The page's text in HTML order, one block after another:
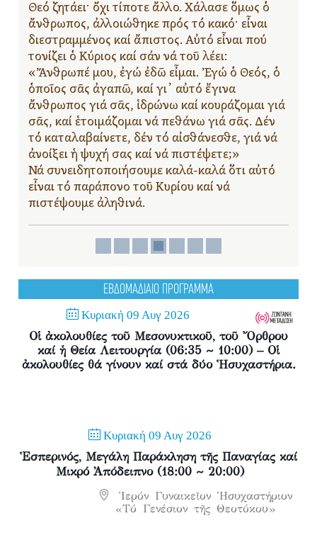
Θεό ζητάει· ὄχι τίποτε ἄλλο. Χάλασε ὅμως ὁ
ἄνθρωπος, ἀλλοιώθηκε πρός τό κακό· εἶναι
διεστραμμένος καί ἄπιστος. Αὐτό εἶναι πού
τονίζει ὁ Κύριος καί σάν νά τοῦ λέει:
«Ἄνθρωπέ μου, ἐγώ ἐδῶ εἶμαι. Ἐγώ ὁ Θεός, ὁ
ὁποῖος σᾶς ἀγαπῶ, καί γι᾿ αὐτό ἔγινα
ἄνθρωπος γιά σᾶς, ἱδρώνω καί κουράζομαι γιά
σᾶς, καί ἑτοιμάζομαι νά πεθάνω γιά σᾶς. Δέν
τό καταλαβαίνετε, δέν τό αἰσθάνεσθε, γιά νά
ἀνοίξει ἡ ψυχή σας καί νά πιστέψετε;»
Νά συνειδητοποιήσουμε καλά-καλά ὅτι αὐτό
εἶναι τό παράπονο τοῦ Κυρίου καί νά
πιστέψουμε ἀληθινά.
ΕΒΔΟΜΑΔΙΑΙΟ ΠΡΟΓΡΑΜΜΑ
Κυριακή 09 Αυγ 2026
Οἱ ἀκολουθίες τοῦ Μεσονυκτικοῦ, τοῦ Ὄρθρου
καί ἡ Θεία Λειτουργία (06:35 ~ 10:00) – Οἱ
ἀκολουθίες θά γίνουν καί στά δύο Ἡσυχαστήρια.
Κυριακή 09 Αυγ 2026
Ἑσπερινός, Μεγάλη Παράκληση τῆς Παναγίας καί
Μικρό Ἀπόδειπνο (18:00 ~ 20:00)
Ἱερόν Γυναικεῖον Ἡσυχαστήριον
«Τό Γενέσιον τῆς Θεοτόκου»